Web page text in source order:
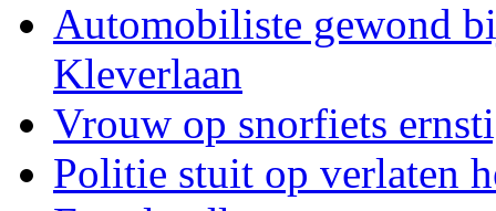
Automobiliste gewond
Kleverlaan
Vrouw op snorfiets
Politie stuit op verlaten